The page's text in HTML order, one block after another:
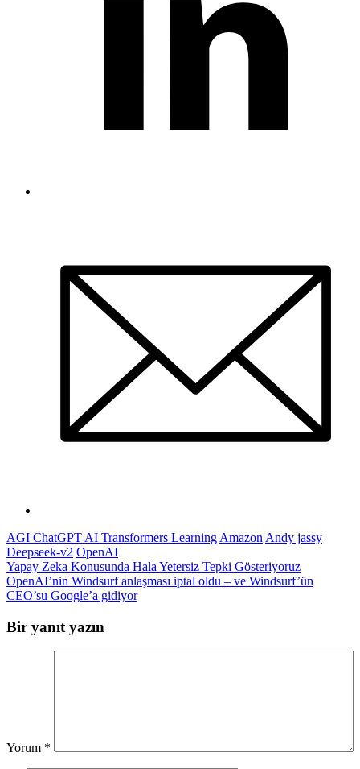
AGI ChatGPT AI Transformers Learning Amazon Andy jassy
Deepseek-v2 OpenAI
Yazı
gezinmesi
Yapay Zeka Konusunda Hala Yetersiz Tepki Gösteriyoruz
OpenAI’nin Windsurf anlaşması iptal oldu – ve Windsurf’ün
CEO’su Google’a gidiyor
Bir yanıt yazın
Yorum *